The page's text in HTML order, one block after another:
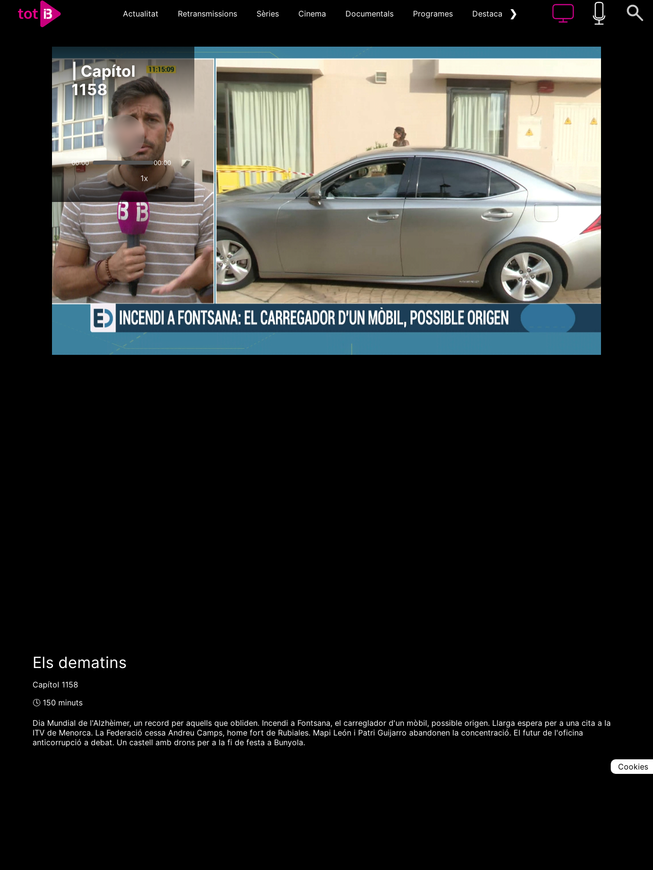
Actualitat Retransmissions Sèries Cinema Documentals Programes Destacat ❯
| Capítol
1158
00:00 00:00
1x
Els dematins
Capítol 1158
🕓 150 minuts
Dia Mundial de l'Alzhèimer, un record per aquells que obliden. Incendi a Fontsana, el carreglador d'un mòbil, possible origen. Llarga espera per a una cita a la
ITV de Menorca. La Federació cessa Andreu Camps, home fort de Rubiales. Mapi León i Patri Guijarro abandonen la concentració. El futur de l'oficina
anticorrupció a debat. Un castell amb drons per a la fi de festa a Bunyola.
Cookies